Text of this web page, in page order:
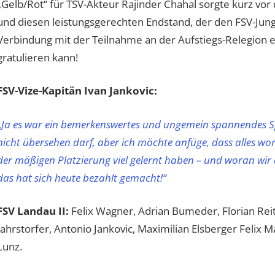
Rot“ für TSV-Akteur Rajinder Chahal sorgte kurz
diesen leistungsgerechten Endstand, der den FSV-
mit der Teilnahme an der Aufstiegs-Relegion
kann!
Vize-Kapitän Ivan Jankovic:
Ja es war ein bemerkenswertes und ungemein
übersehen darf, aber ich möchte anfüge, dass alles
mäßigen Platzierung viel gelernt haben – und woran
hat sich heute bezahlt gemacht!“
Landau II: Felix Wagner, Adrian Bumeder, Florian
Antonio Jankovic, Maximilian Elsberger Felix